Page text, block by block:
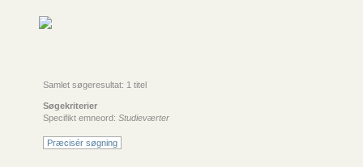
Samlet søgeresultat: 1 titel
Søgekriterier
Specifikt emneord: Studieværter
Præcisér søgning